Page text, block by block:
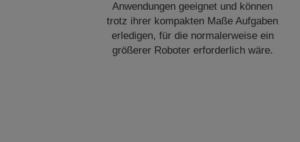
Anwendungen geeignet und können
trotz ihrer kompakten Maße Aufgaben
erledigen, für die normalerweise ein
größerer Roboter erforderlich wäre.